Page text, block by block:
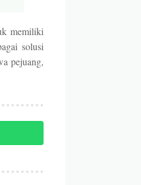
memiliki
solusi
pejuang,